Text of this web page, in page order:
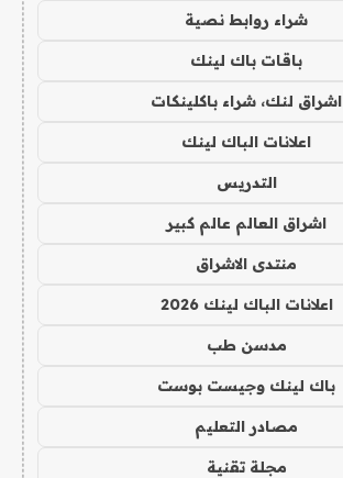
شراء روابط نصية
باقات باك لينك
اشراق لنك، شراء باكلينكات
اعلانات الباك لينك
التدريس
اشراق العالم عالم كبير
منتدى الاشراق
اعلانات الباك لينك 2026
مدسن طب
باك لينك وجيست بوست
مصادر التعليم
مجلة تقنية